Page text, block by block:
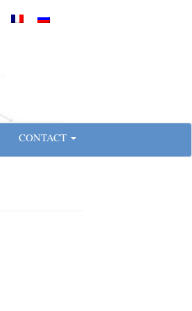
CONTACT